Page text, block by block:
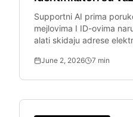
Supportni AI prima
mejlovima I ID-ovima
alati skidaju adrese
krsenje.
June 2, 2026 7 min